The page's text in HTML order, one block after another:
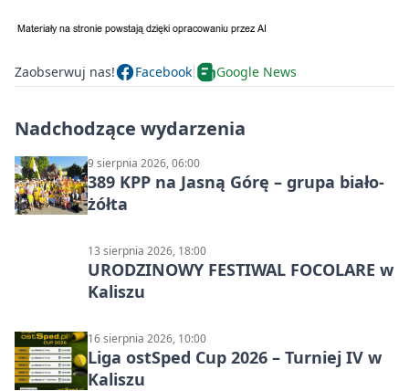
Zaobserwuj nas! Facebook Google News
Nadchodzące wydarzenia
9 sierpnia 2026, 06:00
389 KPP na Jasną Górę – grupa biało-
żółta
13 sierpnia 2026, 18:00
URODZINOWY FESTIWAL FOCOLARE w
Kaliszu
16 sierpnia 2026, 10:00
Liga ostSped Cup 2026 – Turniej IV w
Kaliszu